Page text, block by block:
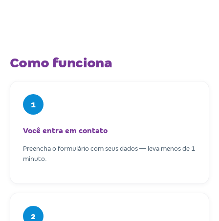
Como funciona
1
Você entra em contato
Preencha o formulário com seus dados — leva menos de 1
minuto.
2